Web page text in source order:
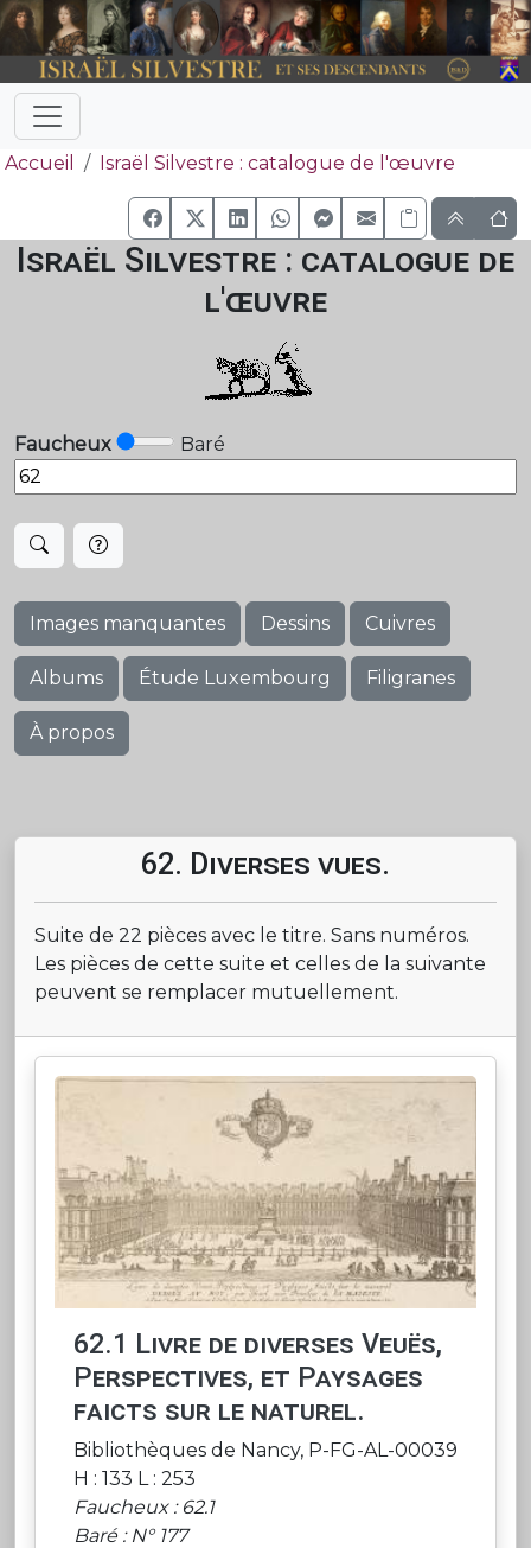
Accueil Israël Silvestre : catalogue de l'œuvre
Israël Silvestre : catalogue de
l'œuvre
Faucheux Baré
Images manquantes Dessins Cuivres
Albums Étude Luxembourg Filigranes
À propos
62. Diverses vues.
Suite de 22 pièces avec le titre. Sans numéros.
Les pièces de cette suite et celles de la suivante
peuvent se remplacer mutuellement.
62.1 Livre de diverses Veuës,
Perspectives, et Paysages
faicts sur le naturel.
Bibliothèques de Nancy, P-FG-AL-00039
H : 133 L : 253
Faucheux : 62.1
Baré : N° 177